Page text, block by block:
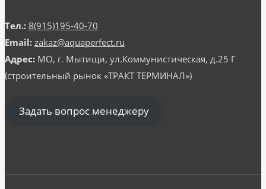
Тел.: 8(915)195-40-70
Email: zakaz@aquaperfect.ru
Адрес: МО, г. Мытищи, ул.Коммунистическая, д.25 Г
(строительный рынок «ТРАКТ ТЕРМИНАЛ»)
Задать вопрос менеджеру